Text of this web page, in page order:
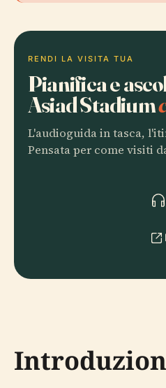
RENDI LA VISITA TUA
Pianifica e
Asiad Stadium
L'audioguida in tasca,
Pensata per come visiti